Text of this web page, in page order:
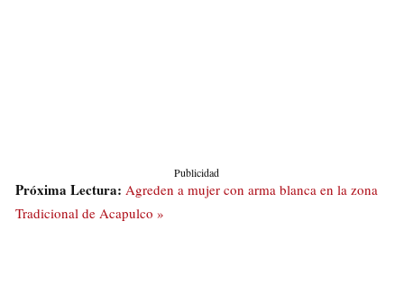
Publicidad
Próxima Lectura: Agreden a mujer con arma blanca en la zona
Tradicional de Acapulco »